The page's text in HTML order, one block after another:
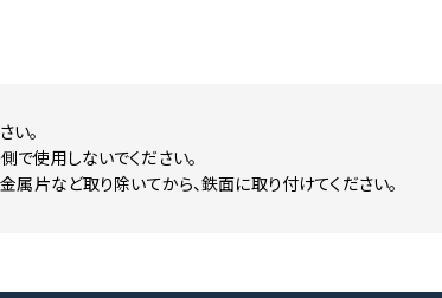
い。
使用しないでください。
属片など取り除いてから、鉄面に取り付けてください。